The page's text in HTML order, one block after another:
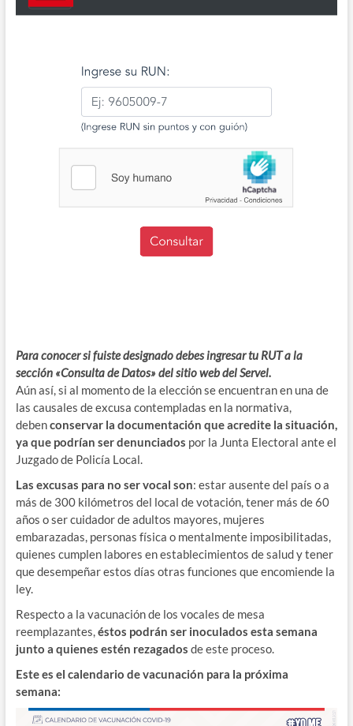
Para conocer si fuiste designado debes ingresar tu RUT a la
sección «Consulta de Datos» del sitio web del Servel.
Aún así, si al momento de la elección se encuentran en una de
las causales de excusa contempladas en la normativa,
debenconservar la documentación que acredite la situación,
ya que podrían ser denunciados por la Junta Electoral ante el
Juzgado de Policía Local.
Las excusas para no ser vocal son: estar ausente del país o a
más de 300 kilómetros del local de votación, tener más de 60
años o ser cuidador de adultos mayores, mujeres
embarazadas, personas física o mentalmente imposibilitadas,
quienes cumplen labores en establecimientos de salud y tener
que desempeñar estos días otras funciones que encomiende la
ley.
Respecto a la vacunación de los vocales de mesa
reemplazantes, éstos podrán ser inoculados esta semana
junto a quienes estén rezagados de este proceso.
Este es el calendario de vacunación para la próxima
semana: